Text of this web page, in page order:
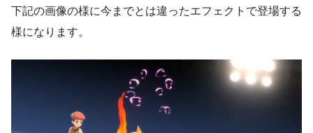
下記の画像の様に今までとは違ったエフェクトで登場する
様になります。